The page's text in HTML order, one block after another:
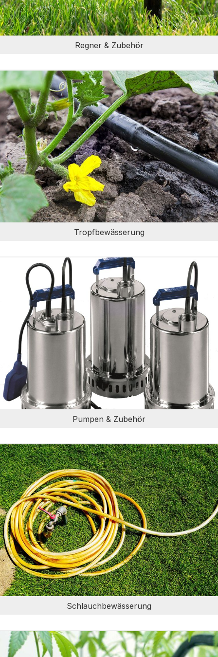
Regner & Zubehör
Tropfbewässerung
Pumpen & Zubehör
Schlauchbewässerung